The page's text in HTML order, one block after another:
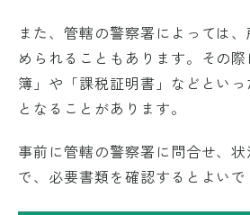
また、管轄の警察署によっては
められることもあります。その
簿」や「課税証明書」などとい
となることがあります。
事前に管轄の警察署に問合せ、
で、必要書類を確認するとよいで